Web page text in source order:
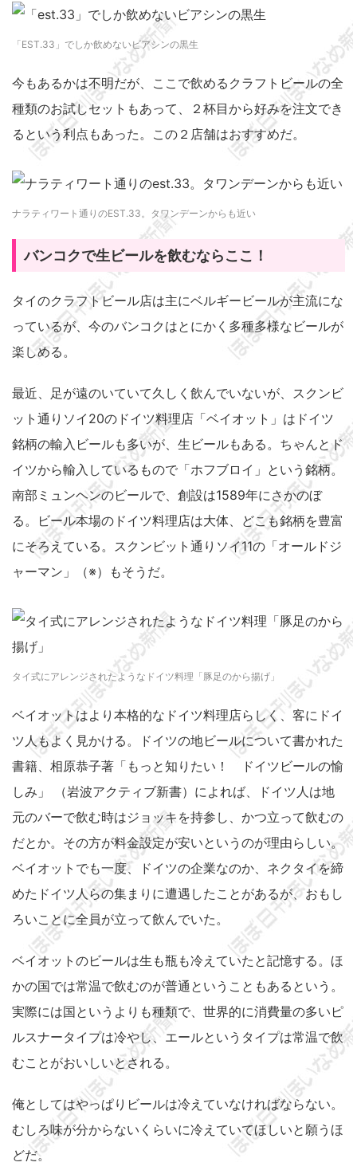
「EST.33」でしか飲めないビアシンの黒生
今もあるかは不明だが、ここで飲めるクラフトビールの全
種類のお試しセットもあって、２杯目から好みを注文でき
るという利点もあった。この２店舗はおすすめだ。
ナラティワート通りのEST.33。タワンデーンからも近い
バンコクで生ビールを飲むならここ！
タイのクラフトビール店は主にベルギービールが主流にな
っているが、今のバンコクはとにかく多種多様なビールが
楽しめる。
最近、足が遠のいていて久しく飲んでいないが、スクンビ
ット通りソイ20のドイツ料理店「ベイオット」はドイツ
銘柄の輸入ビールも多いが、生ビールもある。ちゃんとド
イツから輸入しているもので「ホフブロイ」という銘柄。
南部ミュンヘンのビールで、創設は1589年にさかのぼ
る。ビール本場のドイツ料理店は大体、どこも銘柄を豊富
にそろえている。スクンビット通りソイ11の「オールドジ
ャーマン」（※）もそうだ。
タイ式にアレンジされたようなドイツ料理「豚足のから揚げ」
ベイオットはより本格的なドイツ料理店らしく、客にドイ
ツ人もよく見かける。ドイツの地ビールについて書かれた
書籍、相原恭子著「もっと知りたい！ ドイツビールの愉
しみ」 （岩波アクティブ新書）によれば、ドイツ人は地
元のバーで飲む時はジョッキを持参し、かつ立って飲むの
だとか。その方が料金設定が安いというのが理由らしい。
ベイオットでも一度、ドイツの企業なのか、ネクタイを締
めたドイツ人らの集まりに遭遇したことがあるが、おもし
ろいことに全員が立って飲んでいた。
ベイオットのビールは生も瓶も冷えていたと記憶する。ほ
かの国では常温で飲むのが普通ということもあるという。
実際には国というよりも種類で、世界的に消費量の多いピ
ルスナータイプは冷やし、エールというタイプは常温で飲
むことがおいしいとされる。
俺としてはやっぱりビールは冷えていなければならない。
むしろ味が分からないくらいに冷えていてほしいと願うほ
どだ。